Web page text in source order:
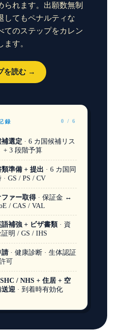
られます。出願数無制
してもペナルティな
てのステップをカレン
す。
を読む →
録 0 / 6
補選定 · 6 カ国候補リス
+ 3 段階予算
類準備 + 提出 · 6 カ国同
· GS / PS / CV
ファー取得· 保証金 ↔
/ CAS / VAL
語補強 + ビザ書類· 資
証明 / GS / IHS
請· 健康診断 · 生体認証
可
/ NHS + 住居 + 空
送迎 · 到着時有効化